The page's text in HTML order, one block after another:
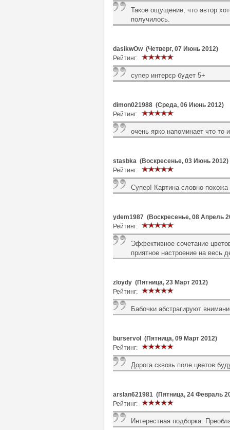
Такое ощущение, что автор
получилось.
dasikwOw (Четверг, 07 Июнь 2012)
Рейтинг:
супер интерєр будет 5+
dimon021988 (Среда, 06 Июнь 2012)
Рейтинг:
очень ярко напоминает что то
stasbka (Воскресенье, 03 Июнь 2012)
Рейтинг:
Супер! Картина словно похожа
ydem1987 (Воскресенье, 08 Апрель
Рейтинг:
Эффективное сочетание
приятное настроение на весь
zloydy (Пятница, 23 Март 2012)
Рейтинг:
Бабочки абстрагируют
burservol (Пятница, 09 Март 2012)
Рейтинг:
Дорога сквозь поле цветов
arslan621981 (Пятница, 24 Февраль
Рейтинг:
Интерестная подборка.